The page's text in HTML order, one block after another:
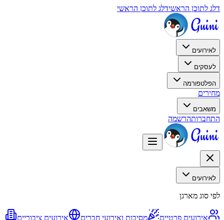
דלג לתוכן הראשידלג לתוכן הראשי
לאירועים
לעסקים
הפלטפורמה
מחירים
משאבים
התחברותהרשמה
לאירועים
לפי סוג מארגן
אירועים פרטיים מסיבות ואירועי חברים
אירועים ציבוריים